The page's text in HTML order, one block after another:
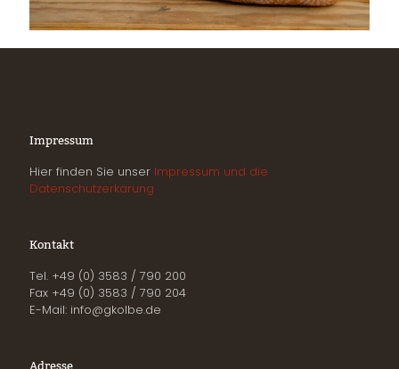
Impressum
Hier finden Sie unser Impressum und die
Datenschutzerkärung
Kontakt
Tel. +49 (0) 3583 / 790 200
Fax +49 (0) 3583 / 790 204
E-Mail: info@gkolbe.de